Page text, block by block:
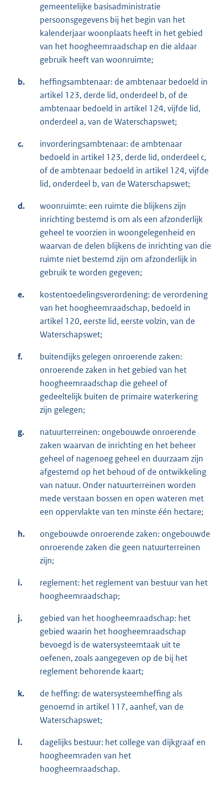
gemeentelijke basisadministratie
persoonsgegevens bij het begin van het
kalenderjaar woonplaats heeft in het gebied
van het hoogheemraadschap en die aldaar
gebruik heeft van woonruimte;
b.
heffingsambtenaar: de ambtenaar bedoeld in
artikel 123, derde lid, onderdeel b, of de
ambtenaar bedoeld in artikel 124, vijfde lid,
onderdeel a, van de Waterschapswet;
c.
invorderingsambtenaar: de ambtenaar
bedoeld in artikel 123, derde lid, onderdeel c,
of de ambtenaar bedoeld in artikel 124, vijfde
lid, onderdeel b, van de Waterschapswet;
d.
woonruimte: een ruimte die blijkens zijn
inrichting bestemd is om als een afzonderlijk
geheel te voorzien in woongelegenheid en
waarvan de delen blijkens de inrichting van die
ruimte niet bestemd zijn om afzonderlijk in
gebruik te worden gegeven;
e.
kostentoedelingsverordening: de verordening
van het hoogheemraadschap, bedoeld in
artikel 120, eerste lid, eerste volzin, van de
Waterschapswet;
f.
buitendijks gelegen onroerende zaken:
onroerende zaken in het gebied van het
hoogheemraadschap die geheel of
gedeeltelijk buiten de primaire waterkering
zijn gelegen;
g.
natuurterreinen: ongebouwde onroerende
zaken waarvan de inrichting en het beheer
geheel of nagenoeg geheel en duurzaam zijn
afgestemd op het behoud of de ontwikkeling
van natuur. Onder natuurterreinen worden
mede verstaan bossen en open wateren met
een oppervlakte van ten minste één hectare;
h.
ongebouwde onroerende zaken: ongebouwde
onroerende zaken die geen natuurterreinen
zijn;
i.
reglement: het reglement van bestuur van het
hoogheemraadschap;
j.
gebied van het hoogheemraadschap: het
gebied waarin het hoogheemraadschap
bevoegd is de watersysteemtaak uit te
oefenen, zoals aangegeven op de bij het
reglement behorende kaart;
k.
de heffing: de watersysteemheffing als
genoemd in artikel 117, aanhef, van de
Waterschapswet;
l.
dagelijks bestuur: het college van dijkgraaf en
hoogheemraden van het
hoogheemraadschap.